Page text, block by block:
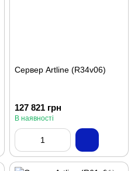
Сервер Artline (R34v06)
127 821 грн
В наявності